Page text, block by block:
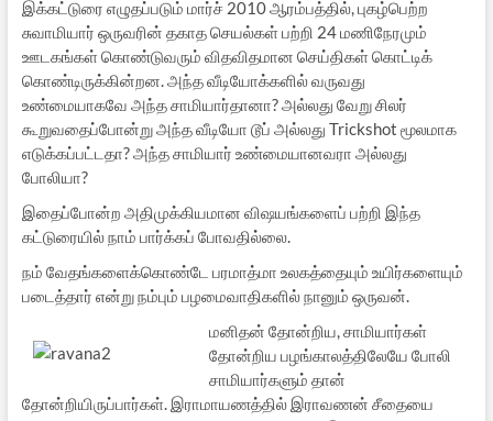
இக்கட்டுரை எழுதப்படும் மார்ச் 2010 ஆரம்பத்தில், புகழ்பெற்ற
சுவாமியார் ஒருவரின் தகாத செயல்கள் பற்றி 24 மணிநேரமும்
ஊடகங்கள் கொண்டுவரும் விதவிதமான செய்திகள் கொட்டிக்
கொண்டிருக்கின்றன. அந்த வீடியோக்களில் வருவது
உண்மையாகவே அந்த சாமியார்தானா? அல்லது வேறு சிலர்
கூறுவதைப்போன்று அந்த வீடியோ டூப் அல்லது Trickshot மூலமாக
எடுக்கப்பட்டதா? அந்த சாமியார் உண்மையானவரா அல்லது
போலியா?
இதைப்போன்ற அதிமுக்கியமான விஷயங்களைப் பற்றி இந்த
கட்டுரையில் நாம் பார்க்கப் போவதில்லை.
நம் வேதங்களைக்கொண்டே பரமாத்மா உலகத்தையும் உயிர்களையும்
படைத்தார் என்று நம்பும் பழமைவாதிகளில் நானும் ஒருவன்.
மனிதன் தோன்றிய, சாமியார்கள்
தோன்றிய பழங்காலத்திலேயே போலி
சாமியார்களும் தான்
தோன்றியிருப்பார்கள். இராமாயணத்தில் இராவணன் சீதையை